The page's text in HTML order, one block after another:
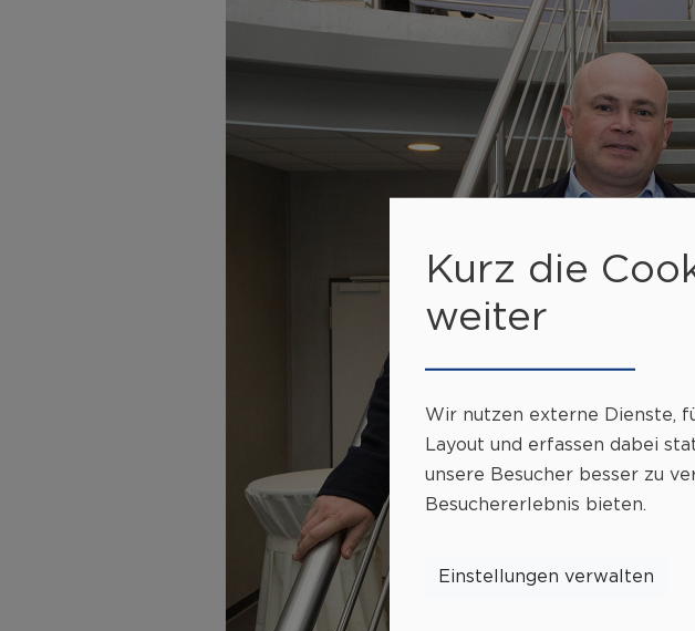
Kurz die
weiter
Wir nutzen externe Dienste,
Layout und erfassen dabei
unsere Besucher besser zu
Besuchererlebnis bieten.
Einstellungen verwalten